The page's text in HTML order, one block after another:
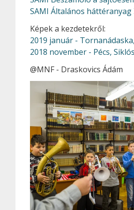
SAMI Általános háttéranyag
Képek a kezdetekről:
2019 január -
2018 november - Pécs,
@MNF - Draskovics Ádám